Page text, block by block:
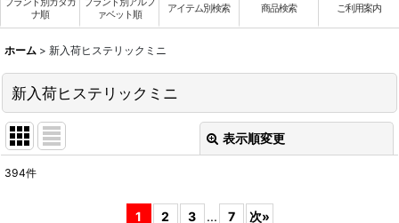
ナ順
ァベット順
アイテム別検索 商品検索 ご利用案内
ホーム > 新入荷ヒステリックミニ
新入荷ヒステリックミニ
表示順変更
394件
1 2 3 ... 7 次»